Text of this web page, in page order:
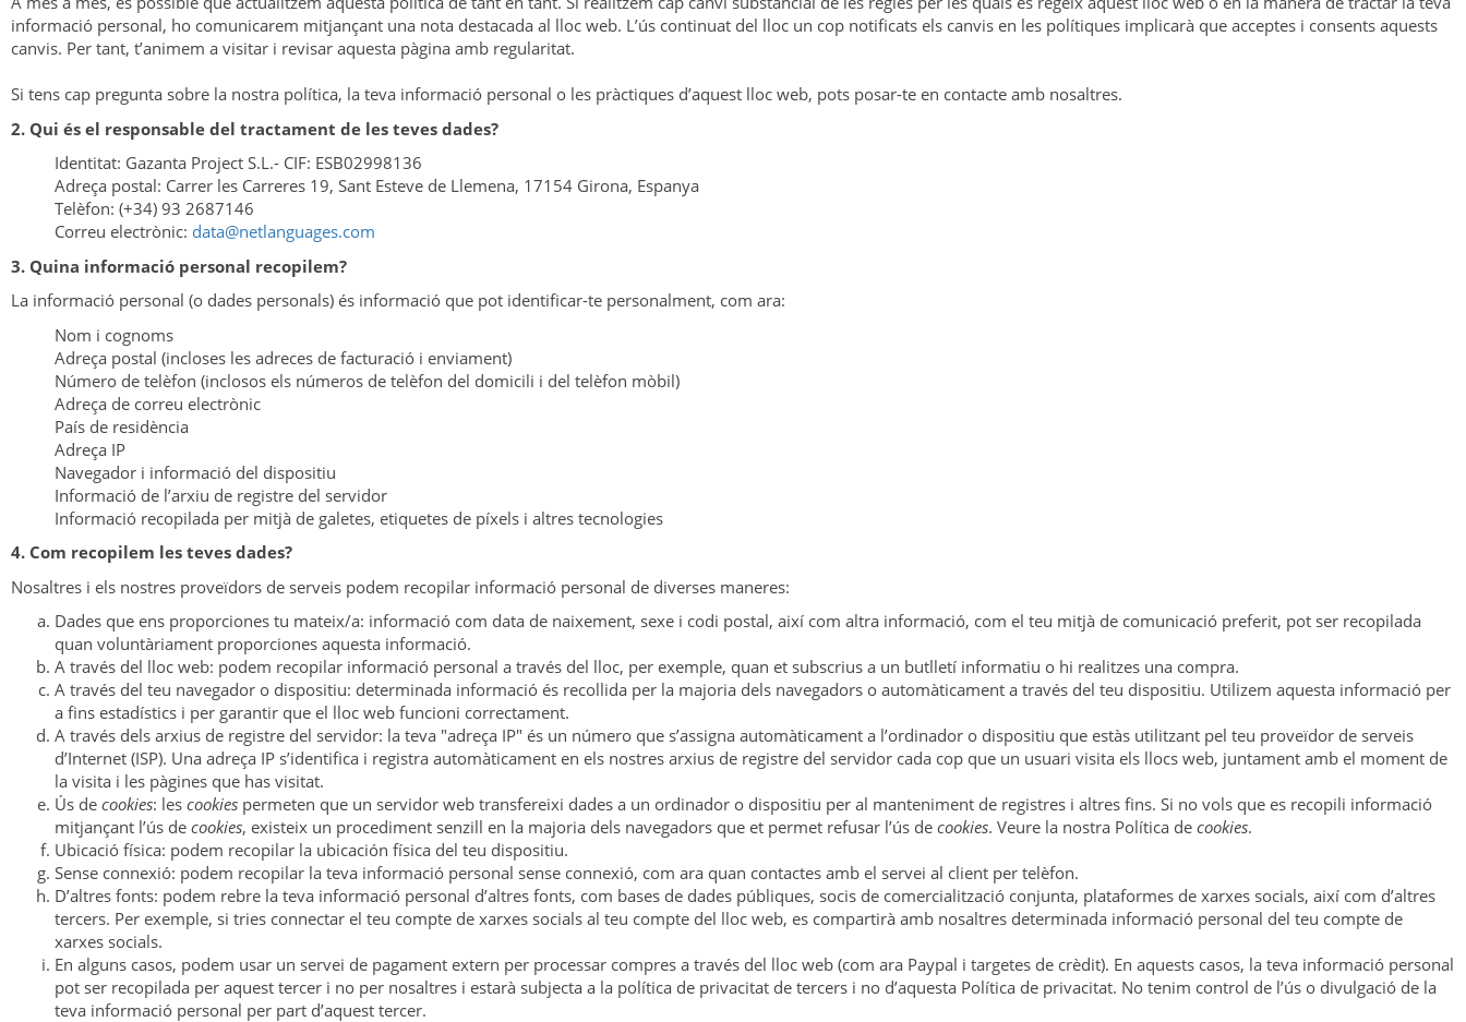
informació personal, ho comunicarem mitjançant una nota destacada al lloc web. L’ús continuat del lloc un cop notificats els canvis en les polítiques implicarà que acceptes i consents aquests
canvis. Per tant, t’animem a visitar i revisar aquesta pàgina amb regularitat.
Si tens cap pregunta sobre la nostra política, la teva informació personal o les pràctiques d’aquest lloc web, pots posar-te en contacte amb nosaltres.
2. Qui és el responsable del tractament de les teves dades?
Identitat: Gazanta Project S.L.- CIF: ESB02998136
Adreça postal: Carrer les Carreres 19, Sant Esteve de Llemena, 17154 Girona, Espanya
Telèfon: (+34) 93 2687146
Correu electrònic: data@netlanguages.com
3. Quina informació personal recopilem?
La informació personal (o dades personals) és informació que pot identificar-te personalment, com ara:
Nom i cognoms
Adreça postal (incloses les adreces de facturació i enviament)
Número de telèfon (inclosos els números de telèfon del domicili i del telèfon mòbil)
Adreça de correu electrònic
País de residència
Adreça IP
Navegador i informació del dispositiu
Informació de l’arxiu de registre del servidor
Informació recopilada per mitjà de galetes, etiquetes de píxels i altres tecnologies
4. Com recopilem les teves dades?
Nosaltres i els nostres proveïdors de serveis podem recopilar informació personal de diverses maneres:
Dades que ens proporciones tu mateix/a: informació com data de naixement, sexe i codi postal, així com altra informació, com el teu mitjà de comunicació preferit, pot ser recopilada
quan voluntàriament proporciones aquesta informació.
A través del lloc web: podem recopilar informació personal a través del lloc, per exemple, quan et subscrius a un butlletí informatiu o hi realitzes una compra.
A través del teu navegador o dispositiu: determinada informació és recollida per la majoria dels navegadors o automàticament a través del teu dispositiu. Utilizem aquesta informació per
a fins estadístics i per garantir que el lloc web funcioni correctament.
A través dels arxius de registre del servidor: la teva "adreça IP" és un número que s’assigna automàticament a l’ordinador o dispositiu que estàs utilitzant pel teu proveïdor de serveis
d’Internet (ISP). Una adreça IP s’identifica i registra automàticament en els nostres arxius de registre del servidor cada cop que un usuari visita els llocs web, juntament amb el moment de
la visita i les pàgines que has visitat.
Ús de cookies: les cookies permeten que un servidor web transfereixi dades a un ordinador o dispositiu per al manteniment de registres i altres fins. Si no vols que es recopili informació
mitjançant l’ús de cookies, existeix un procediment senzill en la majoria dels navegadors que et permet refusar l’ús de cookies. Veure la nostra Política de cookies.
Ubicació física: podem recopilar la ubicación física del teu dispositiu.
Sense connexió: podem recopilar la teva informació personal sense connexió, com ara quan contactes amb el servei al client per telèfon.
D’altres fonts: podem rebre la teva informació personal d’altres fonts, com bases de dades públiques, socis de comercialització conjunta, plataformes de xarxes socials, així com d’altres
tercers. Per exemple, si tries connectar el teu compte de xarxes socials al teu compte del lloc web, es compartirà amb nosaltres determinada informació personal del teu compte de
xarxes socials.
En alguns casos, podem usar un servei de pagament extern per processar compres a través del lloc web (com ara Paypal i targetes de crèdit). En aquests casos, la teva informació personal
pot ser recopilada per aquest tercer i no per nosaltres i estarà subjecta a la política de privacitat de tercers i no d’aquesta Política de privacitat. No tenim control de l’ús o divulgació de la
teva informació personal per part d’aquest tercer.